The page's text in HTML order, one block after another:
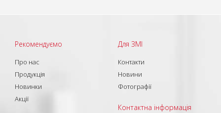
Рекомендуємо
Про нас
Продукція
Новинки
Акції
Для ЗМІ
Контакти
Новини
Фотографії
Контактна інформація